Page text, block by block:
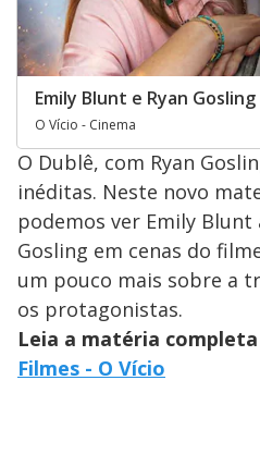
Emily Blunt e Ryan
O Vício - Cinema
O Dublê, com Ryan
inéditas. Neste novo
podemos ver Emily Blunt
Gosling em cenas do
um pouco mais sobre a
os protagonistas.
Leia a matéria
Filmes - O Vício